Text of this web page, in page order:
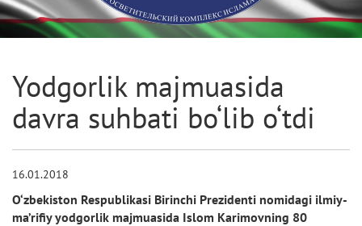
Yodgorlik majmuasida
davra suhbati bo‘lib o‘tdi
16.01.2018
O‘zbekiston Respublikasi Birinchi Prezidenti nomidagi ilmiy-
ma’rifiy yodgorlik majmuasida Islom Karimovning 80